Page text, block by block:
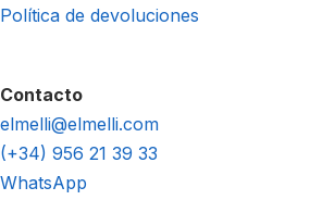
Política de devoluciones
Contacto
elmelli@elmelli.com
(+34) 956 21 39 33
WhatsApp